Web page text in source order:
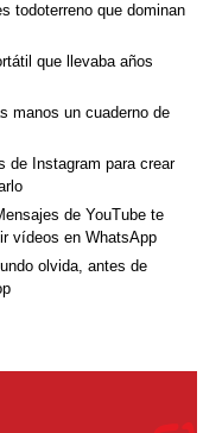
todoterreno que dominan
que llevaba años
manos un cuaderno de
de Instagram para crear
de YouTube te
vídeos en WhatsApp
olvida, antes de